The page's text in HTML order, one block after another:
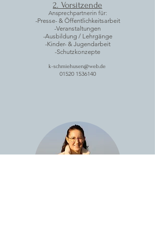
2. Vorsitzende
Ansprechpartnerin für:
-Presse- & Öffentlichkeitsarbeit
-Veranstaltungen
-Ausbildung / Lehrgänge
-Kinder- & Jugendarbeit
-Schutzkonzepte
k-schmiehusen@web.de
01520 1536140